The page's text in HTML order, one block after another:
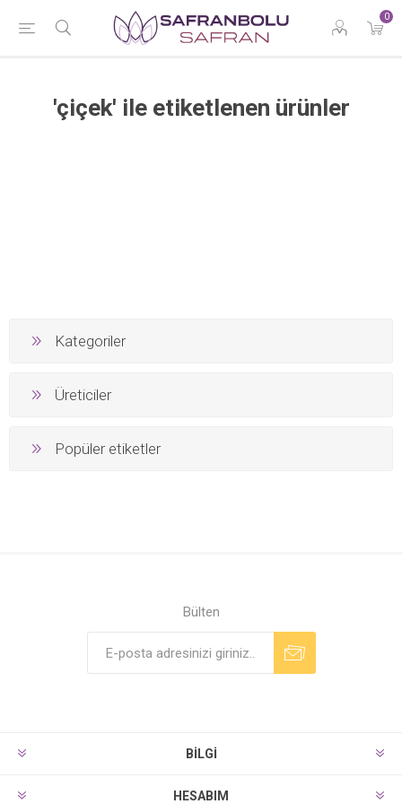
0
'çiçek' ile etiketlenen ürünler
Kategoriler
Üreticiler
Popüler etiketler
Bülten
BILGI
HESABIM